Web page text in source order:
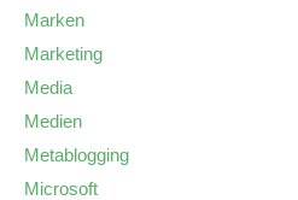
Marken
Marketing
Media
Medien
Metablogging
Microsoft